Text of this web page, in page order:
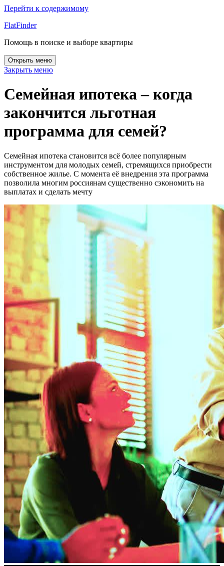
Перейти к содержимому
FlatFinder
Помощь в поиске и выборе квартиры
Открыть меню
Закрыть меню
Семейная ипотека – когда
закончится льготная
программа для семей?
Семейная ипотека становится всё более популярным
инструментом для молодых семей, стремящихся приобрести
собственное жилье. С момента её внедрения эта программа
позволила многим россиянам существенно сэкономить на
выплатах и сделать мечту